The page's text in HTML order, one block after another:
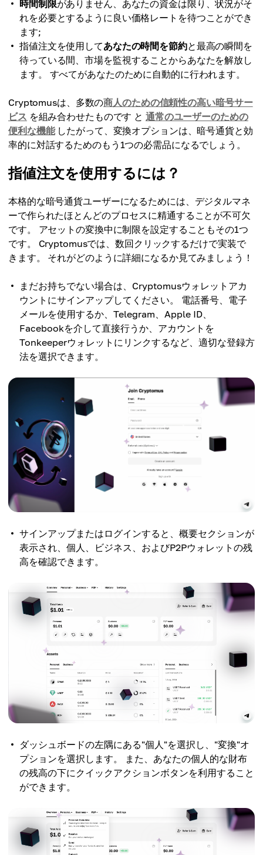
時間制限がありません、あなたの資金は限り、状況がそ
れを必要とするように良い価格レートを待つことができ
ます;
指値注文を使用してあなたの時間を節約と最高の瞬間を
待っている間、市場を監視することからあなたを解放し
ます。 すべてがあなたのために自動的に行われます。
Cryptomusは、多数の商人のための信頼性の高い暗号サー
ビス を組み合わせたものです と 通常のユーザーのための
便利な機能したがって、変換オプションは、暗号通貨と効
率的に対話するためのもう1つの必需品になるでしょう。
指値注文を使用するには？
本格的な暗号通貨ユーザーになるためには、デジタルマネ
ーで作られたほとんどのプロセスに精通することが不可欠
です。 アセットの変換中に制限を設定することもその1つ
です。 Cryptomusでは、数回クリックするだけで実装で
きます。 それがどのように詳細になるか見てみましょう！
まだお持ちでない場合は、Cryptomusウォレットアカ
ウントにサインアップしてください。 電話番号、電子
メールを使用するか、Telegram、Apple ID、
Facebookを介して直接行うか、アカウントを
Tonkeeperウォレットにリンクするなど、適切な登録方
法を選択できます。
サインアップまたはログインすると、概要セクションが
表示され、個人、ビジネス、およびP2Pウォレットの残
高を確認できます。
ダッシュボードの左隅にある"個人"を選択し、"変換"オ
プションを選択します。 また、あなたの個人的な財布
の残高の下にクイックアクションボタンを利用すること
ができます。